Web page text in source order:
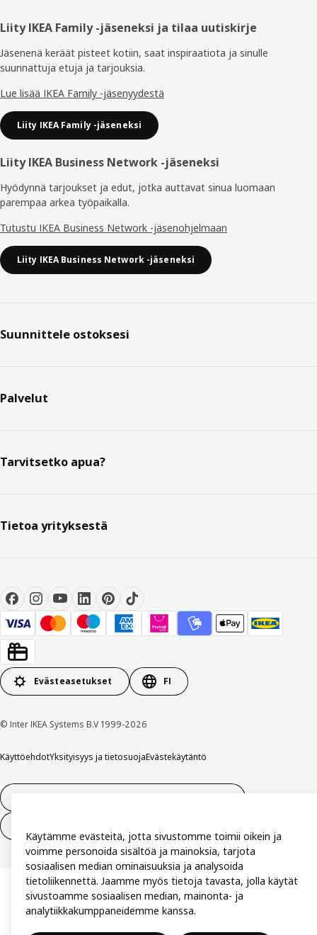
Alatunniste
Liity IKEA Family -jäseneksi ja tilaa uutiskirje
Jäsenenä keräät pisteet kotiin, saat inspiraatiota ja sinulle
suunnattuja etuja ja tarjouksia.​
Lue lisää IKEA Family -jäsenyydestä
Liity IKEA Family -jäseneksi
Liity IKEA Business Network -jäseneksi
Hyödynnä tarjoukset ja edut, jotka auttavat sinua luomaan
parempaa arkea työpaikalla.
Tutustu IKEA Business Network -jäsenohjelmaan
Liity IKEA Business Network -jäseneksi
Suunnittele ostoksesi
Palvelut
Tarvitsetko apua?
Tietoa yrityksestä
Evästeasetukset FI
© Inter IKEA Systems B.V 1999-2026
KäyttöehdotYksityisyys ja tietosuojaEvästekäytäntö
Käytämme evästeitä, jotta sivustomme toimii oikein ja
voimme personoida sisältöä ja mainoksia, tarjota
sosiaalisen median ominaisuuksia ja analysoida
tietoliikennettä. Jaamme myös tietoja tavasta, jolla käytät
sivustoamme sosiaalisen median, mainonta- ja
analytiikkakumppaneidemme kanssa.